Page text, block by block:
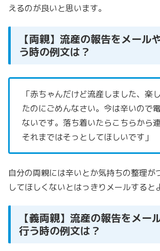
えるのが良いと思います。
【両親】流産の報告をメール
う時の例文は？
「赤ちゃんだけど流産しました、楽
たのにごめんなさい。 今は辛いので
ないです。 落ち着いたらこちらから
それまではそっとしてほしいです」
自分の両親には辛いとか気持ちの整理が
してほしくないとはっきりメールすると
【義両親】流産の報告をメー
行う時の例文は？